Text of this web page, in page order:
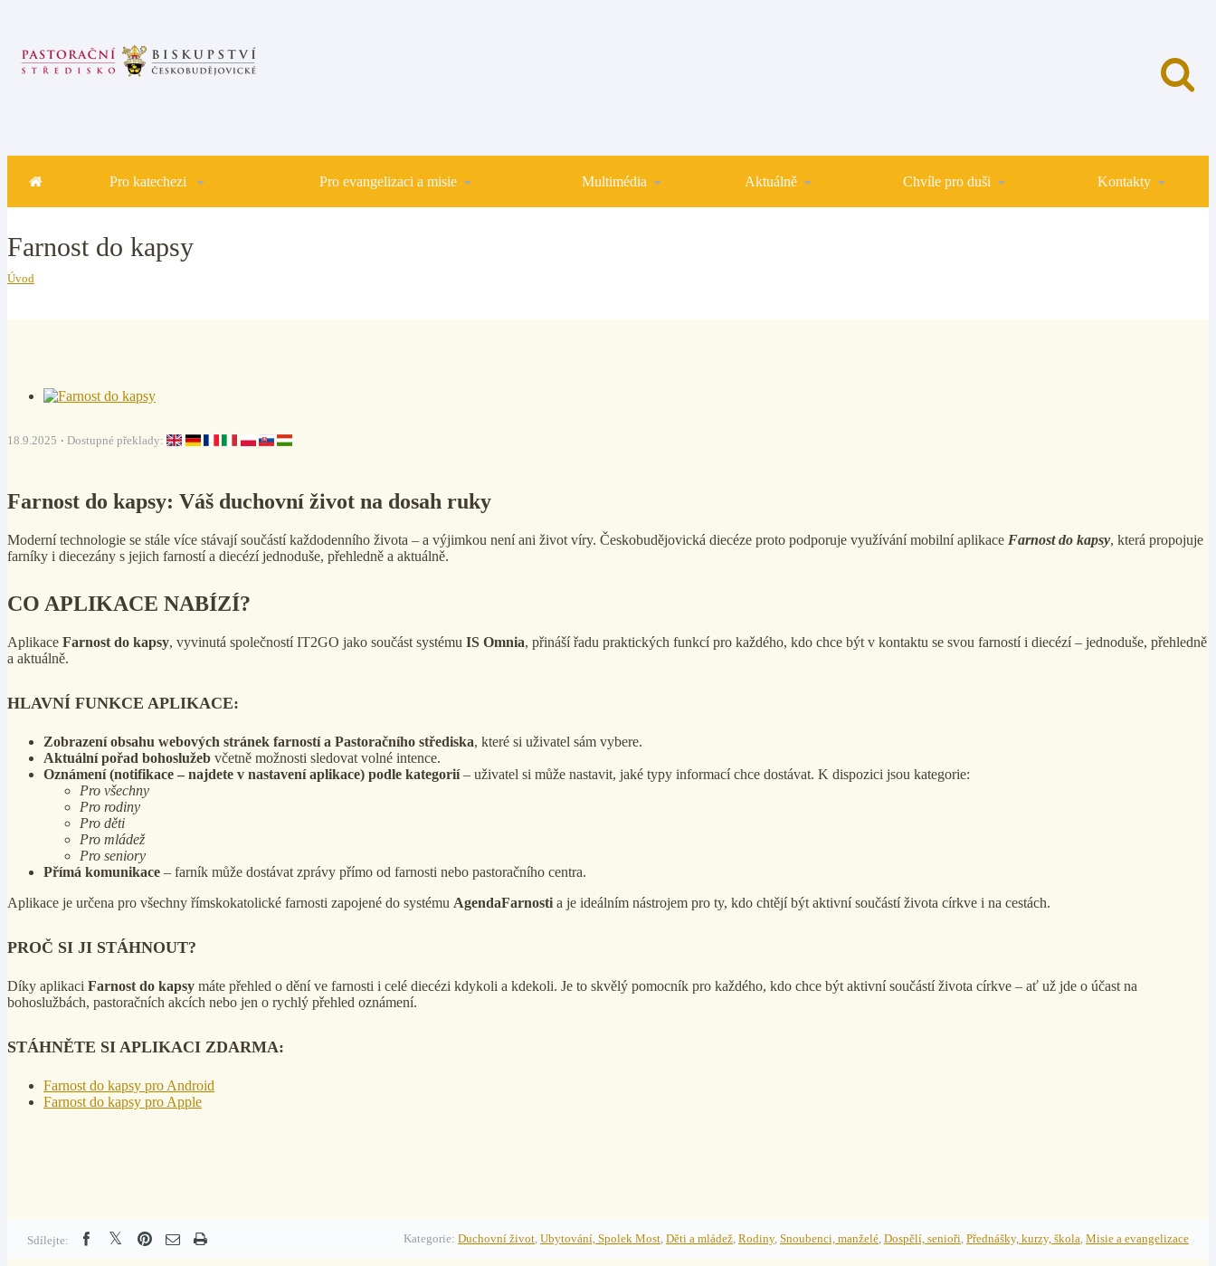
Pro katechezi Pro evangelizaci a misie Multimédia Aktuálně Chvíle pro duši Kontakty
Farnost do kapsy
Úvod
18.9.2025 Dostupné překlady:
Farnost do kapsy: Váš duchovní život na dosah ruky
Moderní technologie se stále více stávají součástí každodenního života – a výjimkou není ani život víry. Českobudějovická diecéze proto podporuje využívání mobilní aplikace Farnost do kapsy, která propojuje
farníky i diecezány s jejich farností a diecézí jednoduše, přehledně a aktuálně.
CO APLIKACE NABÍZÍ?
Aplikace Farnost do kapsy, vyvinutá společností IT2GO jako součást systému IS Omnia, přináší řadu praktických funkcí pro každého, kdo chce být v kontaktu se svou farností i diecézí – jednoduše, přehledně
a aktuálně.
HLAVNÍ FUNKCE APLIKACE:
Zobrazení obsahu webových stránek farností a Pastoračního střediska, které si uživatel sám vybere.
Aktuální pořad bohoslužeb včetně možnosti sledovat volné intence.
Oznámení (notifikace – najdete v nastavení aplikace) podle kategorií– uživatel si může nastavit, jaké typy informací chce dostávat. K dispozici jsou kategorie:
Pro všechny
Pro rodiny
Pro děti
Pro mládež
Pro seniory
Přímá komunikace – farník může dostávat zprávy přímo od farnosti nebo pastoračního centra.
Aplikace je určena pro všechny římskokatolické farnosti zapojené do systému AgendaFarnosti a je ideálním nástrojem pro ty, kdo chtějí být aktivní součástí života církve i na cestách.
PROČ SI JI STÁHNOUT?
Díky aplikaci Farnost do kapsy máte přehled o dění ve farnosti i celé diecézi kdykoli a kdekoli. Je to skvělý pomocník pro každého, kdo chce být aktivní součástí života církve – ať už jde o účast na
bohoslužbách, pastoračních akcích nebo jen o rychlý přehled oznámení.
STÁHNĚTE SI APLIKACI ZDARMA:
Farnost do kapsy pro Android
Farnost do kapsy pro Apple
Sdílejte: Kategorie: Duchovní život, Ubytování, Spolek Most, Děti a mládež, Rodiny, Snoubenci, manželé, Dospělí, senioři, Přednášky, kurzy, škola, Misie a evangelizace